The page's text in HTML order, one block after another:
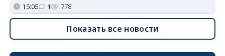
15:05 1 778
Показать все новости